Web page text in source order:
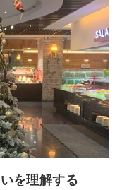
を理解する